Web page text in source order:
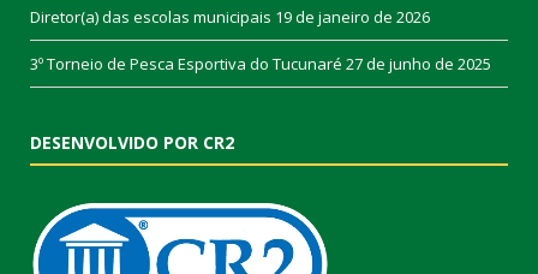
Diretor(a) das escolas municipais 19 de janeiro de 2026
3º Torneio de Pesca Esportiva do Tucunaré 27 de junho de 2025
DESENVOLVIDO POR CR2